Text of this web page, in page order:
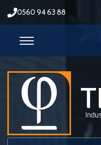
0560 94 63 88